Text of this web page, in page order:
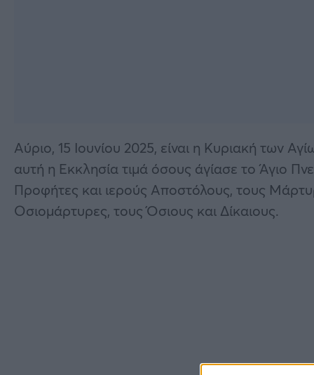
Αύριο, 15 Ιουνίου 2025, είναι η Κυριακή των
αυτή η Εκκλησία τιμά όσους άγίασε το Άγιο
Προφήτες και ιερούς Αποστόλους, τους
Οσιομάρτυρες, τους Όσιους και Δίκαιους.